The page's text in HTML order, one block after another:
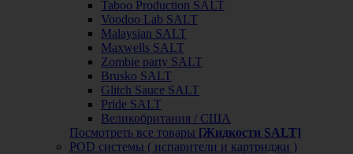
Taboo Production SALT
Voodoo Lab SALT
Malaysian SALT
Maxwells SALT
Zombie party SALT
Brusko SALT
Glitch Sauce SALT
Pride SALT
Великобритания / США
Посмотреть все товары [Жидкости SALT]
POD системы ( испарители и картриджи )